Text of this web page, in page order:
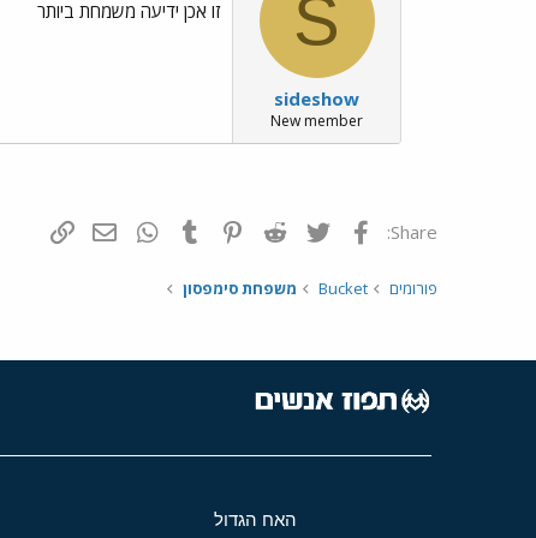
S
sideshow
New member
זו אכן ידיעה משמחת ביותר
Share: פייסבוק Twitter
Reddit
Pinterest
Tumblr
WhatsAppדואר אלקטרוני
פורומים Bucket משפחת סימפסון
האח הגדול